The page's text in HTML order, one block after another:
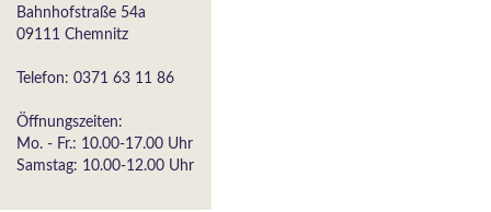
Bahnhofstraße 54a
09111 Chemnitz
Telefon: 0371 63 11 86
Öffnungszeiten:
Mo. - Fr.: 10.00-17.00 Uhr
Samstag: 10.00-12.00 Uhr